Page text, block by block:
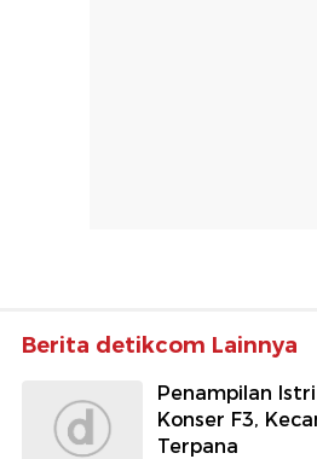
Berita detikcom Lainnya
Penampilan
Konser F3,
Terpana